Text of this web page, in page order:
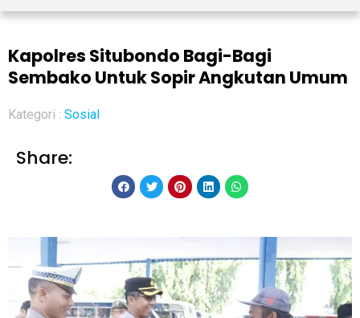
Kapolres Situbondo Bagi-Bagi
Sembako Untuk Sopir Angkutan Umum
Kategori : Sosial
Share: